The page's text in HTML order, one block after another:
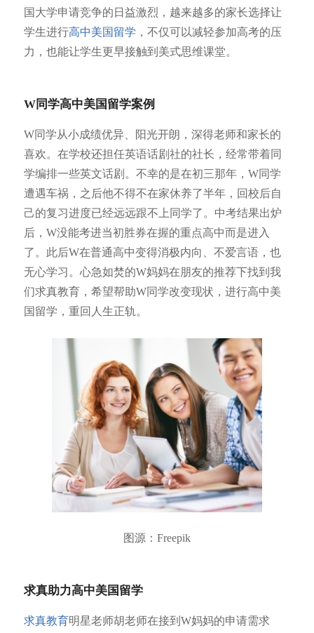
国大学申请竞争的日益激烈，越来越多的家长选择让
学生进行高中美国留学 ，不仅可以减轻参加高考的压
力，也能让学生更早接触到美式思维课堂。
W同学高中美国留学案例
W同学从小成绩优异、阳光开朗，深得老师和家长的
喜欢。在学校还担任英语话剧社的社长，经常带着同
学编排一些英文话剧。不幸的是在初三那年，W同学
遭遇车祸，之后他不得不在家休养了半年，回校后自
己的复习进度已经远远跟不上同学了。中考结果出炉
后，W没能考进当初胜券在握的重点高中而是进入
了。此后W在普通高中变得消极内向、不爱言语，也
无心学习。心急如焚的W妈妈在朋友的推荐下找到我
们求真教育，希望帮助W同学改变现状，进行高中美
国留学，重回人生正轨。
图源：Freepik
求真助力高中美国留学
求真教育明星老师胡老师在接到W妈妈的申请需求